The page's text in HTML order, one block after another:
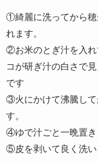
①綺麗に洗ってから穂
れます。
②お米のとぎ汁を入
コが研ぎ汁の白さで
です
③火にかけて沸騰して
す。
④ゆで汁ごと一晩置き
⑤皮を剥いて良く洗い